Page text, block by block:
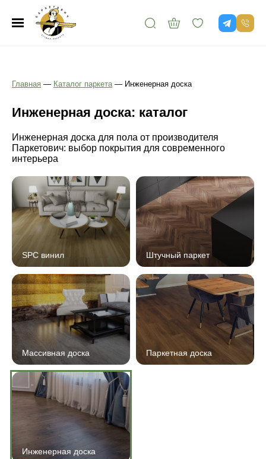
Главная — Каталог паркета — Инженерная доска
Инженерная доска: каталог
Инженерная доска для пола от производителя
Паркетович: выбор покрытия для современного
интерьера
SPC винил Штучный паркет
Массивная доска Паркетная доска
Инженерная доска